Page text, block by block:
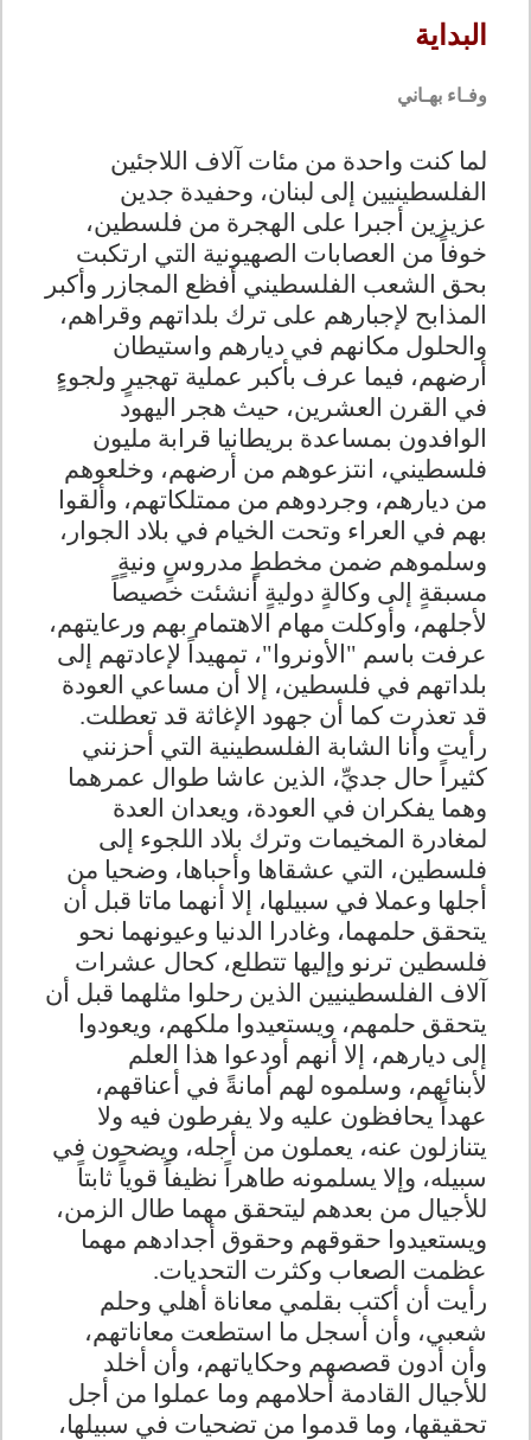
البداية
وفـاء بهـاني
لما كنت واحدة من مئات آلاف اللاجئين
الفلسطينيين إلى لبنان، وحفيدة جدين
عزيزين أجبرا على الهجرة من فلسطين،
خوفاً من العصابات الصهيونية التي ارتكبت
بحق الشعب الفلسطيني أفظع المجازر وأكبر
المذابح لإجبارهم على ترك بلداتهم وقراهم،
والحلول مكانهم في ديارهم واستيطان
أرضهم، فيما عرف بأكبر عملية تهجيرٍ ولجوءٍ
في القرن العشرين، حيث هجر اليهود
الوافدون بمساعدة بريطانيا قرابة مليون
فلسطيني، انتزعوهم من أرضهم، وخلعوهم
من ديارهم، وجردوهم من ممتلكاتهم، وألقوا
بهم في العراء وتحت الخيام في بلاد الجوار،
وسلموهم ضمن مخططٍ مدروسٍ ونيةٍ
مسبقةٍ إلى وكالةٍ دوليةٍ أنشئت خصيصاً
لأجلهم، وأوكلت مهام الاهتمام بهم ورعايتهم،
عرفت باسم "الأونروا"، تمهيداً لإعادتهم إلى
بلداتهم في فلسطين، إلا أن مساعي العودة
قد تعذرت كما أن جهود الإغاثة قد تعطلت.
رأيت وأنا الشابة الفلسطينية التي أحزنني
كثيراً حال جديِّ، الذين عاشا طوال عمرهما
وهما يفكران في العودة، ويعدان العدة
لمغادرة المخيمات وترك بلاد اللجوء إلى
فلسطين، التي عشقاها وأحباها، وضحيا من
أجلها وعملا في سبيلها، إلا أنهما ماتا قبل أن
يتحقق حلمهما، وغادرا الدنيا وعيونهما نحو
فلسطين ترنو وإليها تتطلع، كحال عشرات
آلاف الفلسطينيين الذين رحلوا مثلهما قبل أن
يتحقق حلمهم، ويستعيدوا ملكهم، ويعودوا
إلى ديارهم، إلا أنهم أودعوا هذا العلم
لأبنائهم، وسلموه لهم أمانةً في أعناقهم،
عهداً يحافظون عليه ولا يفرطون فيه ولا
يتنازلون عنه، يعملون من أجله، ويضحون في
سبيله، وإلا يسلمونه طاهراً نظيفاً قوياً ثابتاً
للأجيال من بعدهم ليتحقق مهما طال الزمن،
ويستعيدوا حقوقهم وحقوق أجدادهم مهما
عظمت الصعاب وكثرت التحديات.
رأيت أن أكتب بقلمي معاناة أهلي وحلم
شعبي، وأن أسجل ما استطعت معاناتهم،
وأن أدون قصصهم وحكاياتهم، وأن أخلد
للأجيال القادمة أحلامهم وما عملوا من أجل
تحقيقها، وما قدموا من تضحيات في سبيلها،